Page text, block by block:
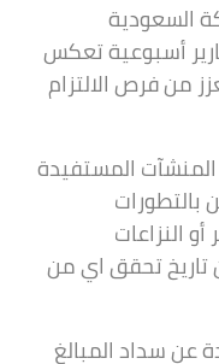
السعودية
أسبوعية تعكس
من فرص الالتزام
المنشآت المستفيدة
بالتطورات
النزاعات
72 ساعة من تاريخ تحقق اي من
عن سداد المبالغ